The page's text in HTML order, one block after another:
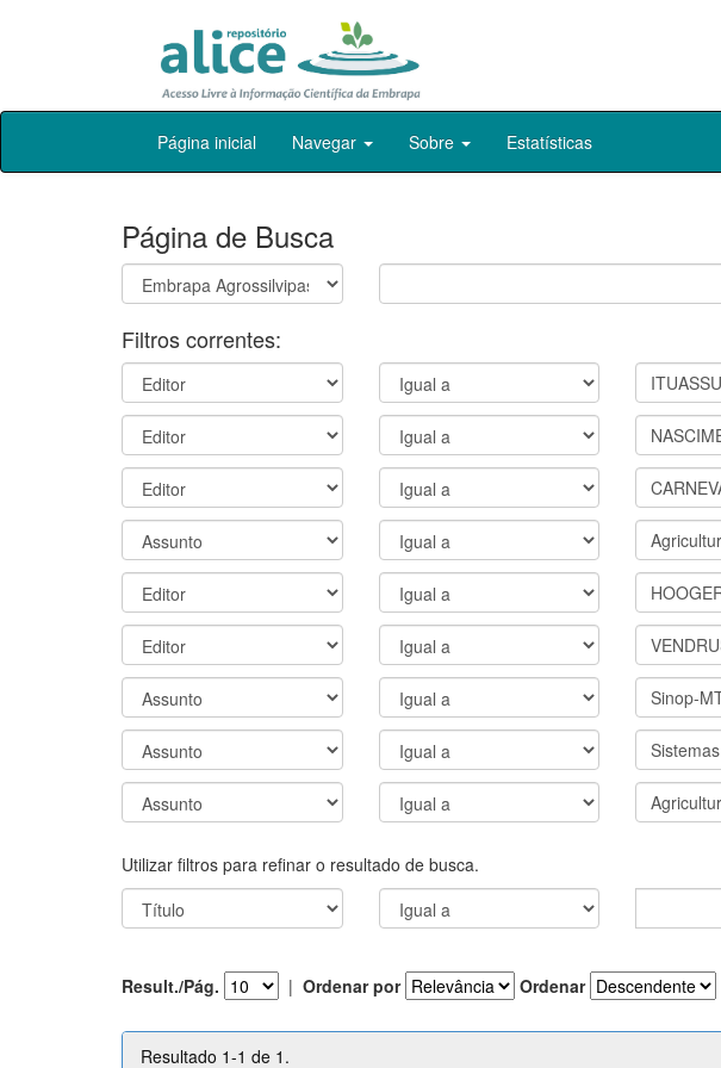
Skip
Página inicial Navegar Sobre Estatísticas
Página de Busca
Filtros correntes:
Utilizar filtros para refinar o resultado de busca.
Result./Pág. | Ordenar por Ordenar
Resultado 1-1 de 1.